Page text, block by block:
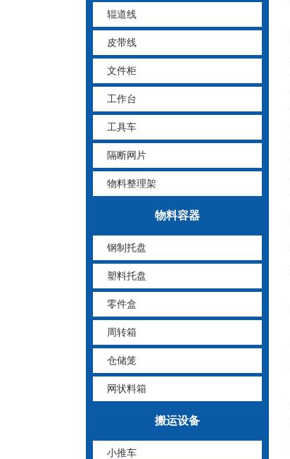
辊道线
皮带线
文件柜
工作台
工具车
隔断网片
物料整理架
物料容器
钢制托盘
塑料托盘
零件盒
周转箱
仓储笼
网状料箱
搬运设备
小推车